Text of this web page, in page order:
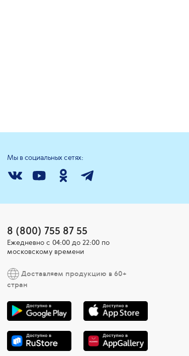
Мы в социальных сетях:
8 (800) 755 87 55
Ежедневно c 04:00 до 22:00 по
московскому времени
Доставляем продукцию в 60+
стран